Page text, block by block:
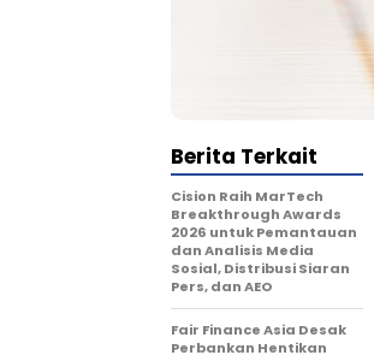
Berita Terkait
Cision Raih MarTech
Breakthrough Awards
2026 untuk Pemantauan
dan Analisis Media
Sosial, Distribusi Siaran
Pers, dan AEO
Fair Finance Asia Desak
Perbankan Hentikan